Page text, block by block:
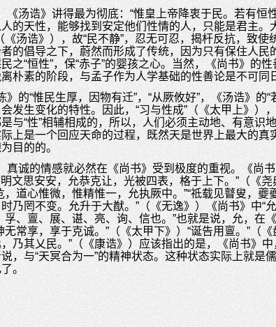
《汤诰》讲得最为彻底：“惟皇上帝降衷于民。若有恒
的天性，能够找到安定他们性情的人，只能是君主
《汤诰》），故“民不静”，忍无可忍，揭杆反抗，致
的倡导之下，蔚然而形成了传统，因为只有保住人
之“恒性”，保“赤子”的婴孩之心。当然，《尚书》
朴素的阶段，与孟子作为人学基础的性善论是不可同
》的“惟民生厚，因物有迁”，“从厥攸好”，《汤诰》
发生变化的特性。因此，“习与性成”（《太甲上》
与“性”相辅相成的，所以，人们必须主动地、有意识
上是一个回应天命的过程，既然天是世界上最大的
目的的。
真诚的情感就必然在《尚书》受到极度的重视。《尚
明文思安安，允恭克让，光被四表，格于上下。”（《
，道心惟微，惟精惟一，允执厥中。”“祗载见瞽叟，
乃罔不变。允升于大猷。”（《无逸》）《尚书》中“
孚、亶、展、谌、亮、询、信也。”也就是说，允，在
无常享，享于克诚。”（《太甲下》）“诞告用亶。”（
乃其乂民。”（《康诰》）应该指出的是，《尚书》
，与“天冥合为一”的精神状态。这种状态实际上就是
。